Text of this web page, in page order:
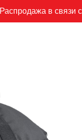
Распродажа в связи